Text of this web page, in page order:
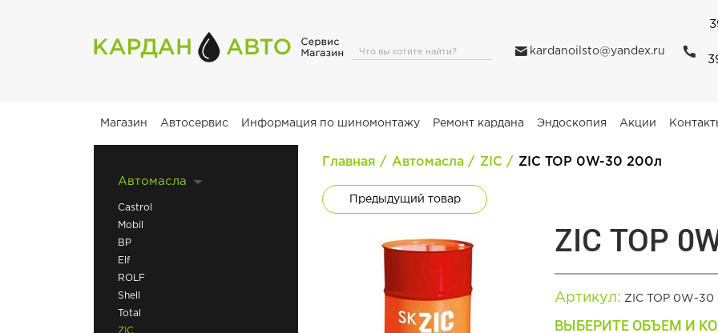
kardanoilsto@yandex.ru
Магазин Автосервис Информация по шиномонтажу Ремонт кардана Эндоскопия Акции
Автомасла
Castrol
Mobil
BP
Elf
ROLF
Shell
Total
ZIC
Главная Автомасла ZIC ZIC TOP 0W-30 200л
Предыдущий товар
ZIC TOP
Артикул: ZIC TOP 0W-30
ВЫБЕРИТЕ ОБЪЕМ И